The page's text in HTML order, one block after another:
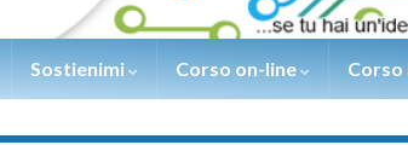
Sostienimi Corso on-line Corso